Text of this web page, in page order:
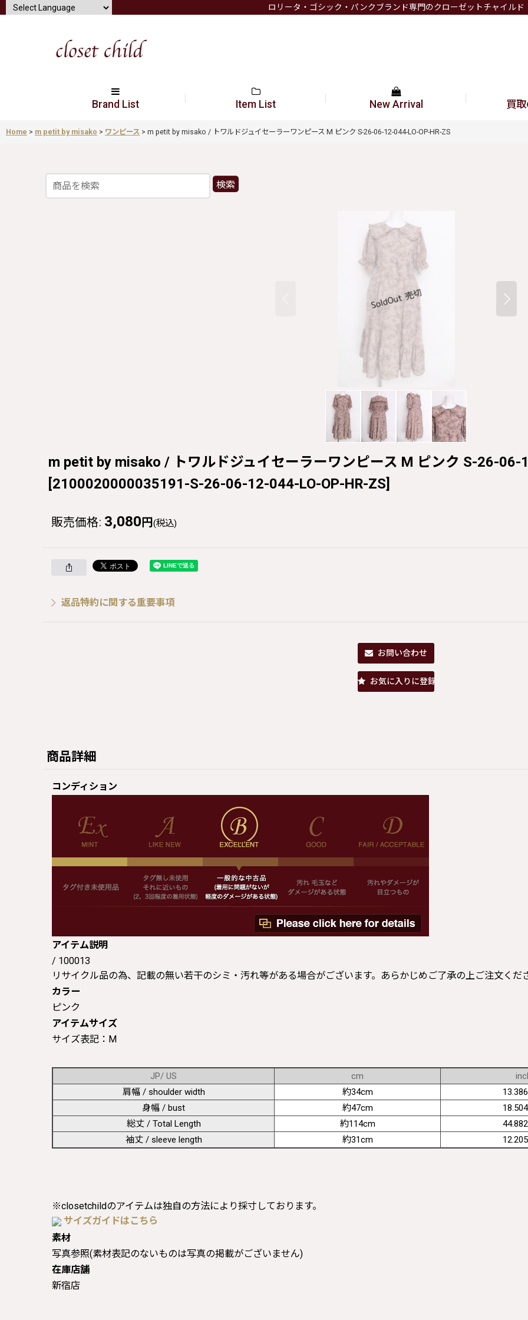
ロリータ・ゴシック・パンクブランド専門のクローゼットチャイルド
Brand List Item List New Arrival 買
Home > m petit by misako > ワンピース > m petit by misako / トワルドジュイセーラーワンピース M ピンク S-26-06-12-044-LO-OP-HR-ZS
検索
m petit by misako / トワルドジュイセーラーワンピース M ピンク S-26-06-
[2100020000035191-S-26-06-12-044-LO-OP-HR-ZS]
販売価格: 3,080 円 (税込)
返品特約に関する重要事項
お問い合わせ
お気に入りに登録
商品詳細
コンディション
アイテム説明
/ 100013
リサイクル品の為、記載の無い若干のシミ・汚れ等がある場合がございます。あらかじめご了承の上ご注文くだ
カラー
ピンク
アイテムサイズ
サイズ表記：M
JP/ US cm
肩幅 / shoulder width
約34cm
身幅 / bust
約47cm
総丈 / Total Length
約114cm
袖丈 / sleeve length
約31cm
※closetchildのアイテムは独自の方法により採寸しております。
サイズガイドはこちら
素材
写真参照(素材表記のないものは写真の掲載がございません)
在庫店舗
新宿店